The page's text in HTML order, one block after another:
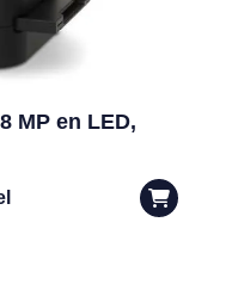
MP en LED,